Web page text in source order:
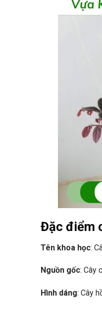
Đặc điểm
Tên khoa học:
Nguồn gốc: Cây
Hình dáng: Cây